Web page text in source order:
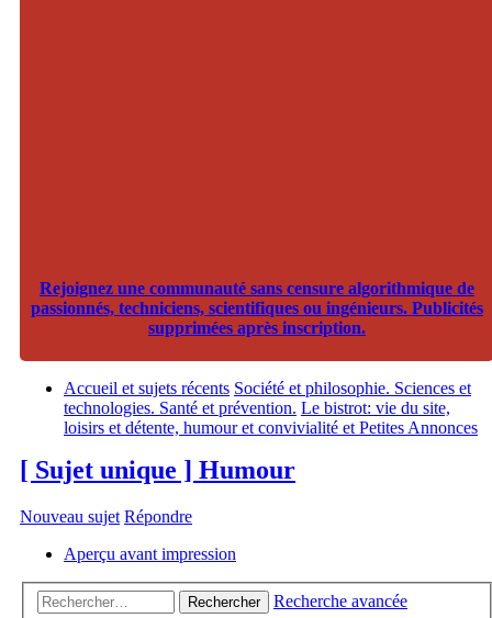
Rejoignez une communauté sans censure algorithmique de
passionnés, techniciens, scientifiques ou ingénieurs. Publicités
supprimées après inscription.
Accueil et sujets récents Société et philosophie. Sciences et
technologies. Santé et prévention. Le bistrot: vie du site,
loisirs et détente, humour et convivialité et Petites Annonces
[ Sujet unique ] Humour
Nouveau sujet Répondre
Aperçu avant impression
Rechercher Recherche avancée